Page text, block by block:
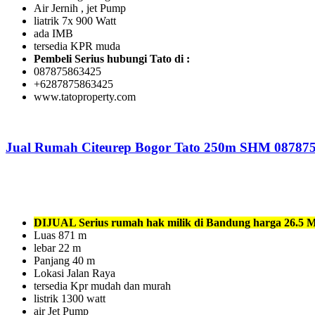
Air Jernih , jet Pump
liatrik 7x 900 Watt
ada IMB
tersedia KPR muda
Pembeli Serius hubungi Tato di :
087875863425
+6287875863425
www.tatoproperty.com
Jual Rumah Citeurep Bogor Tato 250m SHM
DIJUAL Serius rumah hak milik di Bandung harga 26.5
Luas 871 m
lebar 22 m
Panjang 40 m
Lokasi Jalan Raya
tersedia Kpr mudah dan murah
listrik 1300 watt
air Jet Pump